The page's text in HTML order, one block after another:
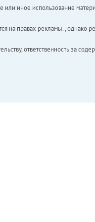
иное использование
правах рекламы. , однако
ответственность за